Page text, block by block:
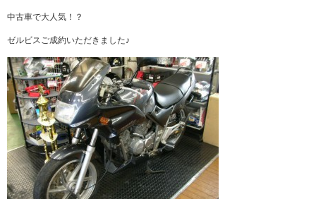
中古車で大人気！？
ゼルビスご成約いただきました♪